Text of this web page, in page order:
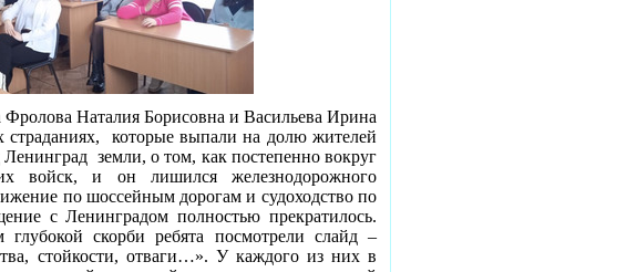
Наталия Борисовна и Васильева Ирина
страданиях, которые выпали на долю жителей
Ленинград земли, о том, как постепенно вокруг
войск, и он лишился железнодорожного
по шоссейным дорогам и судоходство по
с Ленинградом полностью прекратилось.
скорби ребята посмотрели слайд –
стойкости, отваги…». У каждого из них в